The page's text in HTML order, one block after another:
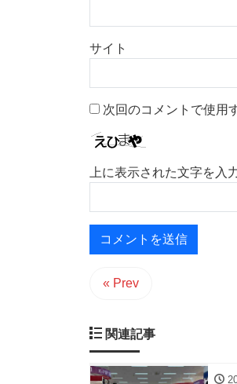
サイト
次回のコメントで使用
上に表示された文字を入
« Prev
関連記事